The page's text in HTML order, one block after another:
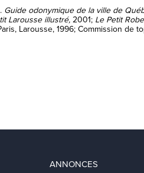
ANNONCES